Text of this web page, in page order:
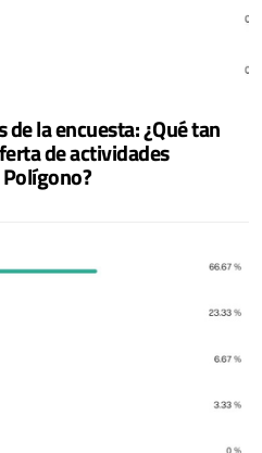
la encuesta: ¿Qué tan
de actividades